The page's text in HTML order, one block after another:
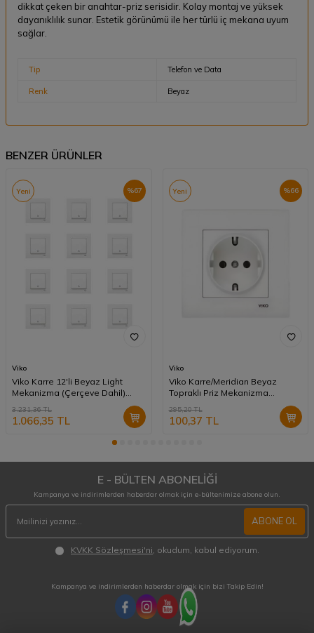
dikkat çeken bir anahtar-priz serisidir. Kolay montaj ve yüksek
dayanıklılık sunar. Estetik görünümü ile her türlü iç mekana uyum
sağlar.
Tip Telefon ve Data
Renk Beyaz
BENZER ÜRÜNLER
%67
Yeni
Viko
Viko Karre 12'li Beyaz Light
Mekanizma (Çerçeve Dahil)
3.231,36TL
1.066,35 TL
%66
Yeni
Viko
Viko Karre/Meridian Beyaz
Topraklı Priz Mekanizma
295,20TL
100,37 TL
E - BÜLTEN ABONELİĞİ
Kampanya ve indirimlerden haberdar olmak için e-bültenimize abone olun.
ABONE OL
KVKK Sözleşmesi'ni , okudum, kabul ediyorum.
Kampanya ve indirimlerden haberdar olmak için bizi Takip Edin!